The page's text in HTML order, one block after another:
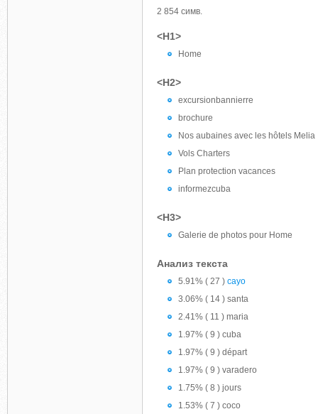
2 854 симв.
<H1>
Home
<H2>
excursionbannierre
brochure
Nos aubaines avec les hôtels Melia
Vols Charters
Plan protection vacances
informezcuba
<H3>
Galerie de photos pour Home
Анализ текста
5.91% ( 27 ) cayo
3.06% ( 14 ) santa
2.41% ( 11 ) maria
1.97% ( 9 ) cuba
1.97% ( 9 ) départ
1.97% ( 9 ) varadero
1.75% ( 8 ) jours
1.53% ( 7 ) coco